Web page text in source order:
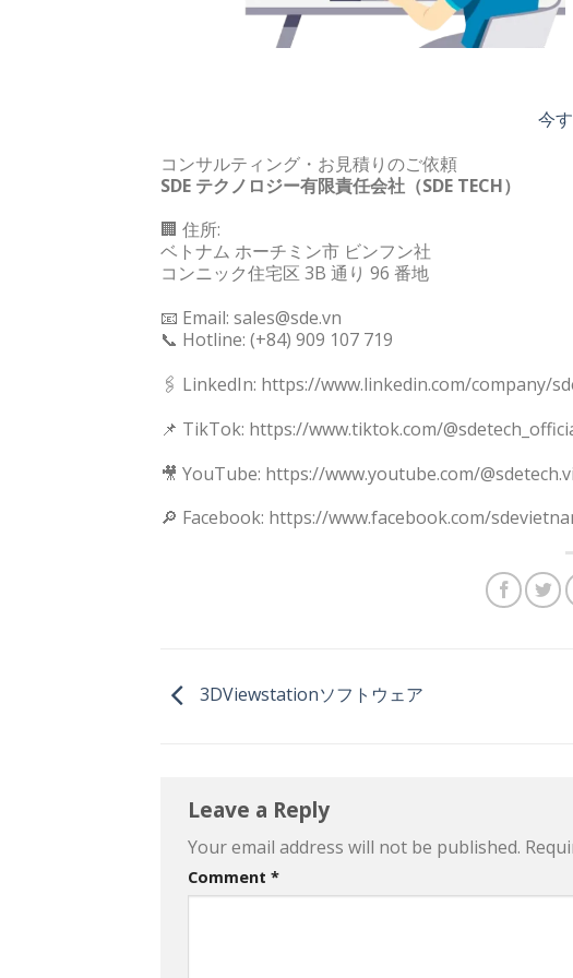
今
コンサルティング・お見積りのご依頼
SDE テクノロジー有限責任会社（SDE TECH）
🏢 住所:
ベトナム ホーチミン市 ビンフン社
コンニック住宅区 3B 通り 96 番地
📧 Email: sales@sde.vn
📞 Hotline: (+84) 909 107 719
🖇 LinkedIn: https://www.linkedin.com/company/
📌 TikTok: https://www.tiktok.com/
🎥 YouTube: https://www.youtube.com/
🔎 Facebook: https://www.facebook.com/
3DViewstationソフトウェア
Leave a Reply
Your email address will not be published.
Comment *